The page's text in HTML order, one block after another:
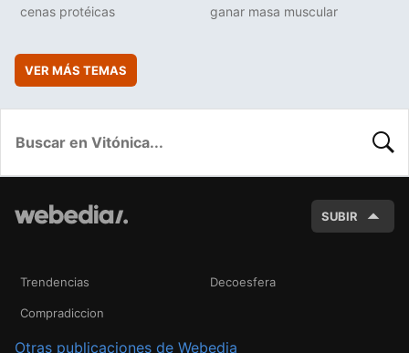
cenas protéicas ganar masa muscular
VER MÁS TEMAS
SUBIR
Trendencias Decoesfera
Compradiccion
Otras publicaciones de Webedia